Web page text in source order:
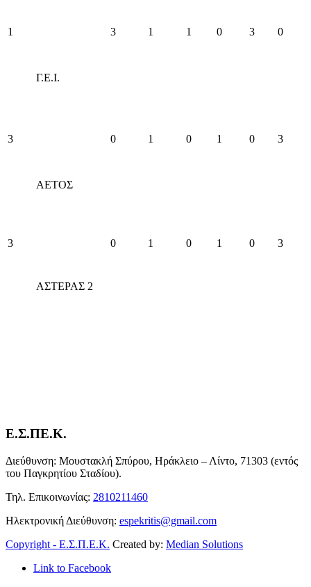
1
Γ.Ε.Ι.
3 1 1 0 3 0
3
ΑΕΤΟΣ
0 1 0 1 0 3
3
ΑΣΤΕΡΑΣ 2
0 1 0 1 0 3
Ε.Σ.ΠΕ.Κ.
Διεύθυνση: Μουστακλή Σπύρου, Ηράκλειο – Λίντο, 71303 (εντός
του Παγκρητίου Σταδίου).
Τηλ. Επικοινωνίας: 2810211460
Ηλεκτρονική Διεύθυνση: espekritis@gmail.com
Copyright - Ε.Σ.Π.Ε.Κ. Created by: Median Solutions
Link to Facebook